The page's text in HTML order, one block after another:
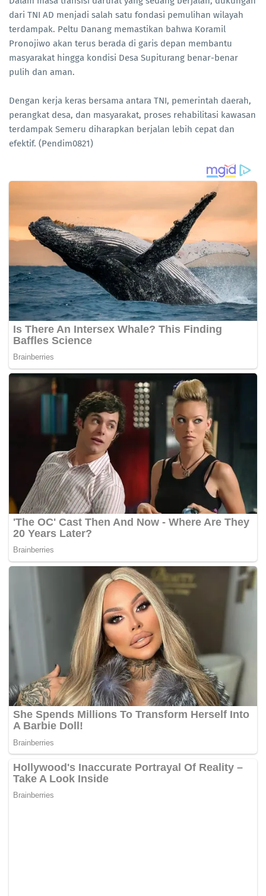
dari TNI AD menjadi salah satu fondasi pemulihan wilayah
terdampak. Peltu Danang memastikan bahwa Koramil
Pronojiwo akan terus berada di garis depan membantu
masyarakat hingga kondisi Desa Supiturang benar-benar
pulih dan aman.
Dengan kerja keras bersama antara TNI, pemerintah daerah,
perangkat desa, dan masyarakat, proses rehabilitasi kawasan
terdampak Semeru diharapkan berjalan lebih cepat dan
efektif. (Pendim0821)